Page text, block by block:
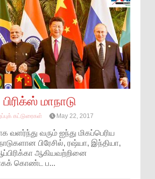
மாநாடு
கட்டுரைகள் May 22, 2017
வளர்ந்து வரும் ஐந்து மிகப்பெரிய
பிரேசில், ரஷ்யா, இந்தியா,
ஆகியவற்றினை
கொண்ட ப...